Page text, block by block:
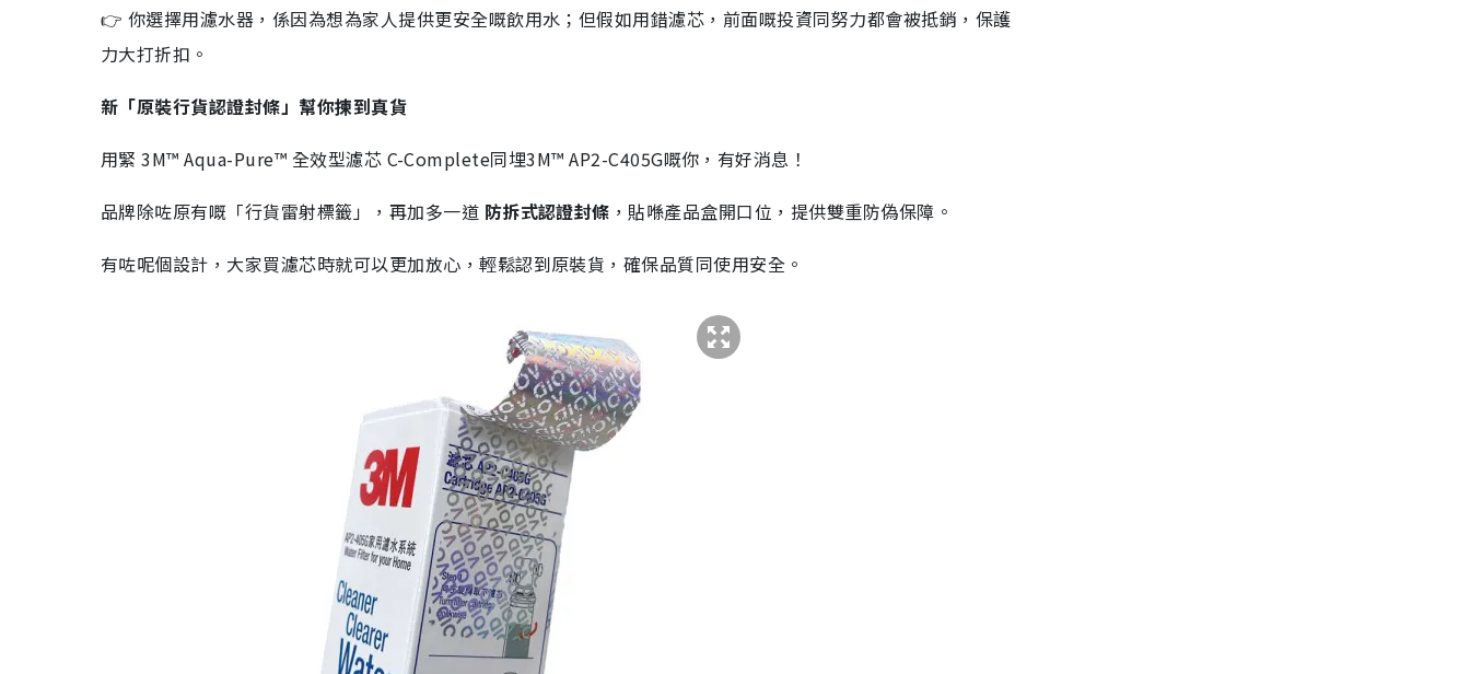
👉 你選擇用濾水器，係因為想為家人提供更安全嘅飲用水；但假如用錯濾芯，前面嘅投資同努力都會被抵銷，保護
力大打折扣。
新「原裝行貨認證封條」幫你揀到真貨
用緊 3M™ Aqua-Pure™ 全效型濾芯 C-Complete同埋3M™ AP2-C405G嘅你，有好消息！
品牌除咗原有嘅「行貨雷射標籤」，再加多一道 防拆式認證封條 ，貼喺產品盒開口位，提供雙重防偽保障。
有咗呢個設計，大家買濾芯時就可以更加放心，輕鬆認到原裝貨，確保品質同使用安全。